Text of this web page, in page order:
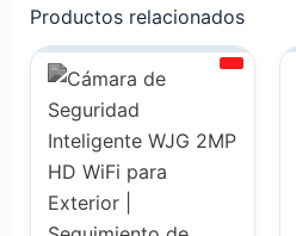
Productos relacionados
El
precio
era:
$ 100.000.
El
precio
es:
$ 69.900.